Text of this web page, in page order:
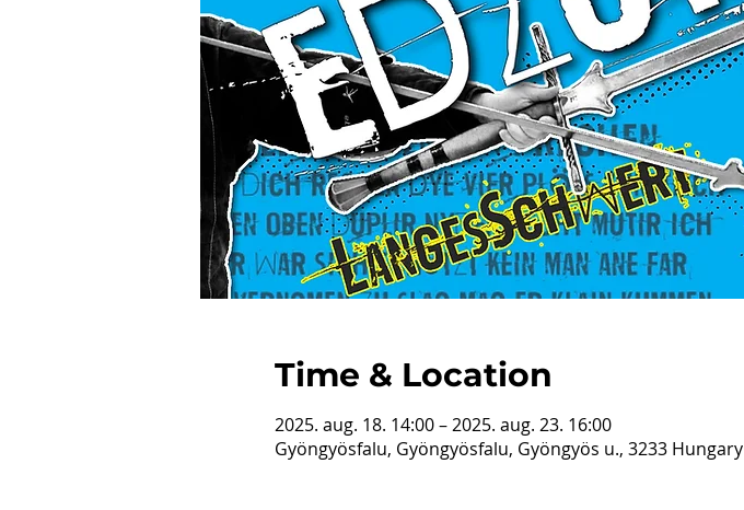
Time & Location
2025. aug. 18. 14:00 – 2025. aug. 23. 16:00
Gyöngyösfalu, Gyöngyösfalu, Gyöngyös u., 3233 Hungary